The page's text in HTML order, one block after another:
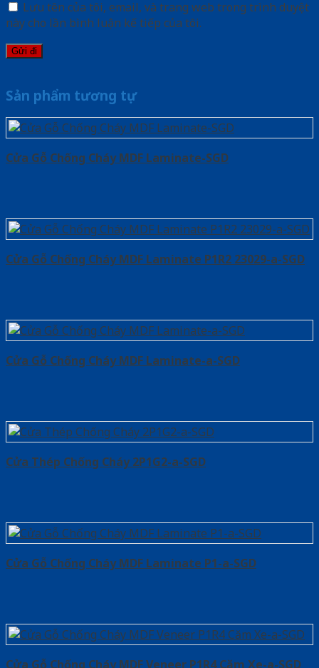
Lưu tên của tôi, email, và trang web trong trình duyệt
này cho lần bình luận kế tiếp của tôi.
Sản phẩm tương tự
Cửa Gỗ Chống Cháy MDF Laminate-SGD
Cửa Gỗ Chống Cháy MDF Laminate P1R2 23029-a-SGD
Cửa Gỗ Chống Cháy MDF Laminate-a-SGD
Cửa Thép Chống Cháy 2P1G2-a-SGD
Cửa Gỗ Chống Cháy MDF Laminate P1-a-SGD
Cửa Gỗ Chống Cháy MDF Veneer P1R4 Căm Xe-a-SGD